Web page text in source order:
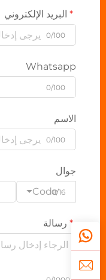
البريد الإلكتروني
0/100
Whatsapp
0/100
الاسم
0/100
جوال
Code0/16
رسالة